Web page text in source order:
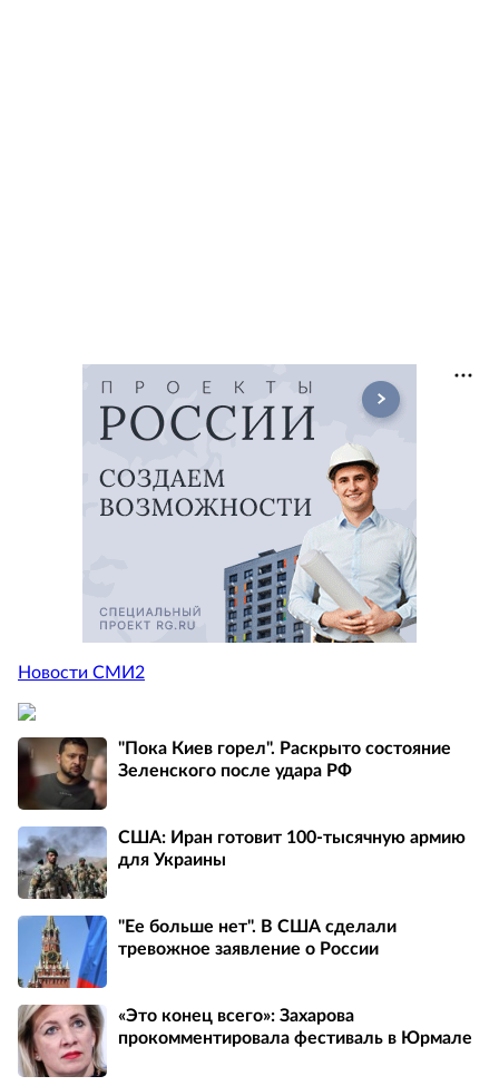
Новости СМИ2
"Пока Киев горел". Раскрыто состояние
Зеленского после удара РФ
США: Иран готовит 100-тысячную армию
для Украины
"Ее больше нет". В США сделали
тревожное заявление о России
«Это конец всего»: Захарова
прокомментировала фестиваль в Юрмале